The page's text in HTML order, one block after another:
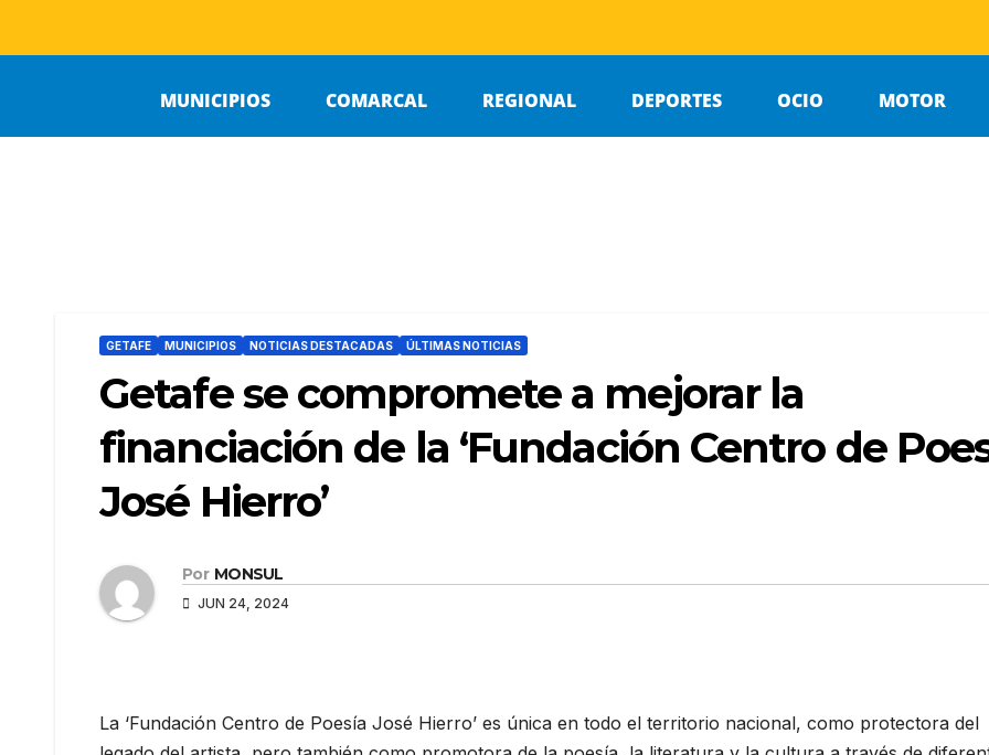
MUNICIPIOS COMARCAL REGIONAL DEPORTES OCIO MOTOR
GETAFE MUNICIPIOS NOTICIAS DESTACADAS ÚLTIMAS NOTICIAS
Getafe se compromete a mejorar la
financiación de la ‘Fundación Centro de
José Hierro’
Por MONSUL
JUN 24, 2024
La ‘Fundación Centro de Poesía José Hierro’ es única en todo el territorio nacional, como protectora del